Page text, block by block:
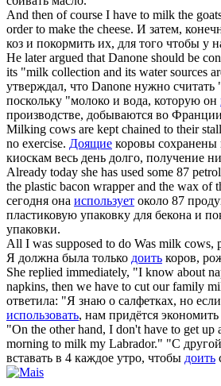
And then of course I have to milk the
order to make the cheese. И затем,
коз и покормить их, для того чтобы у
He later argued that Danone should be
its "milk collection and its water sources
утверждал, что Danone нужно
поскольку "молоко и вода, которую он
производстве, добываются во
Milking cows are kept chained to their
no exercise. Доящие коровы
киоскам весь день долго, получение
Already today she has used some 87
the plastic bacon wrapper and the wax of
сегодня она использует около 87
пластиковую упаковку для бекона и
упаковки.
All I was supposed to do Was milk cows,
Я должна была только доить коров,
She replied immediately, "I know about
napkins, then we have to cut our family
ответила: "Я знаю о салфетках, но
использовать, нам придётся
"On the other hand, I don't have to get up
morning to milk my Labrador." "С
вставать в 4 каждое утро, чтобы доить